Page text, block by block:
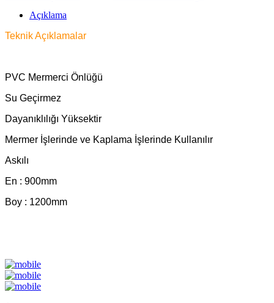
Açıklama
Teknik Açıklamalar
PVC Mermerci Önlüğü
Su Geçirmez
Dayanıklılığı Yüksektir
Mermer İşlerinde ve Kaplama İşlerinde Kullanılır
Askılı
En : 900mm
Boy : 1200mm